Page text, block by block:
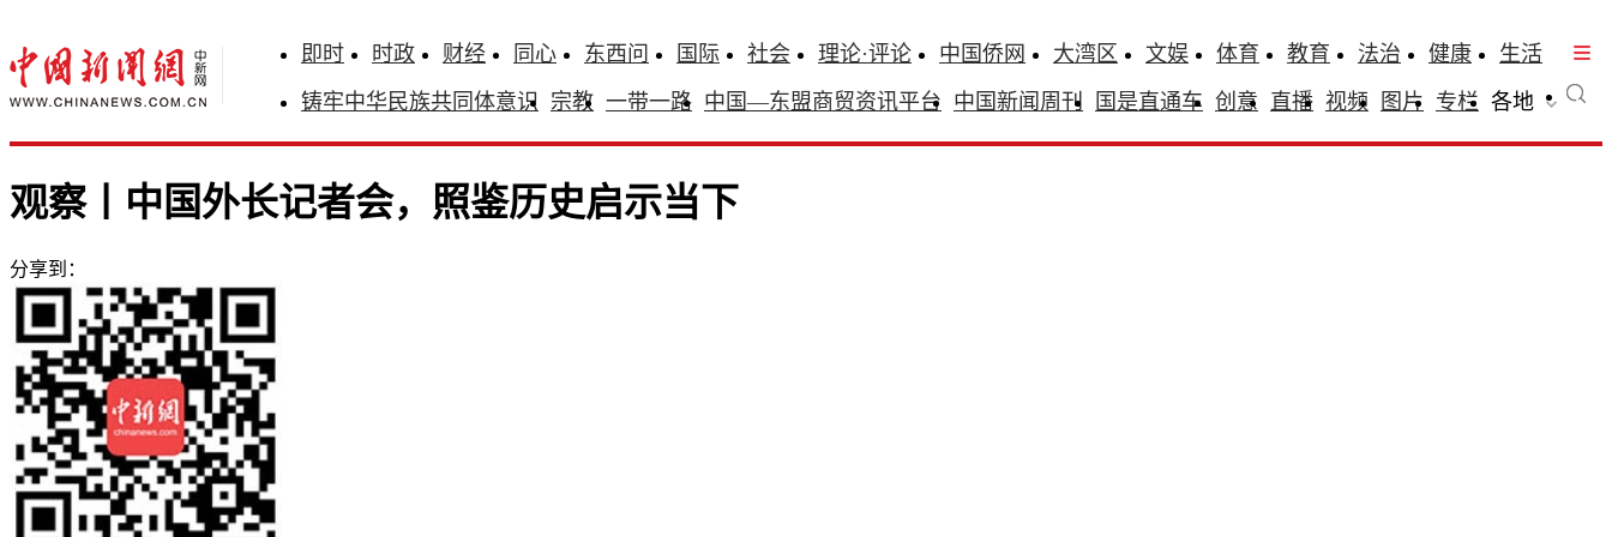
即时 时政 财经 同心 东西问 国际 社会 理论·评论 中国侨网 大湾区 文娱 体育 教育 法治 健康
生活
铸牢中华民族共同体意识 宗教 一带一路 中国—东盟商贸资讯平台 中国新闻周刊 国是直通车 创意 直播 视频 图片 专栏 各地
观察丨中国外长记者会，照鉴历史启示当下
分享到：